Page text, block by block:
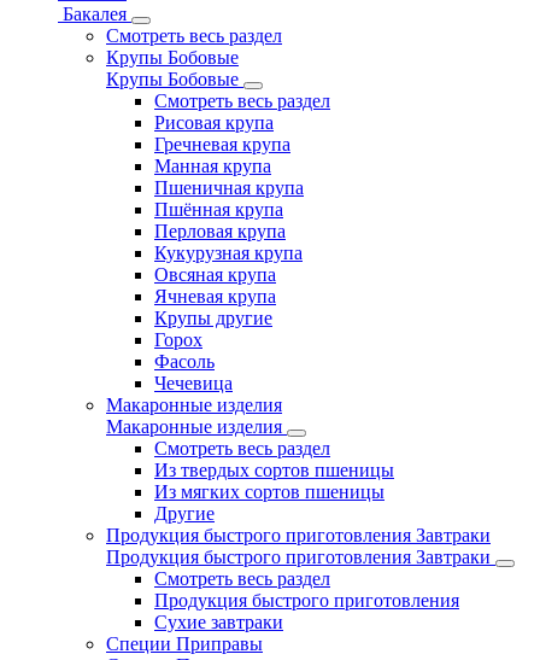
Бакалея
Смотреть весь раздел
Крупы Бобовые
Крупы Бобовые
Смотреть весь раздел
Рисовая крупа
Гречневая крупа
Манная крупа
Пшеничная крупа
Пшённая крупа
Перловая крупа
Кукурузная крупа
Овсяная крупа
Ячневая крупа
Крупы другие
Горох
Фасоль
Чечевица
Макаронные изделия
Макаронные изделия
Смотреть весь раздел
Из твердых сортов пшеницы
Из мягких сортов пшеницы
Другие
Продукция быстрого приготовления Завтраки
Продукция быстрого приготовления Завтраки
Смотреть весь раздел
Продукция быстрого приготовления
Сухие завтраки
Специи Приправы